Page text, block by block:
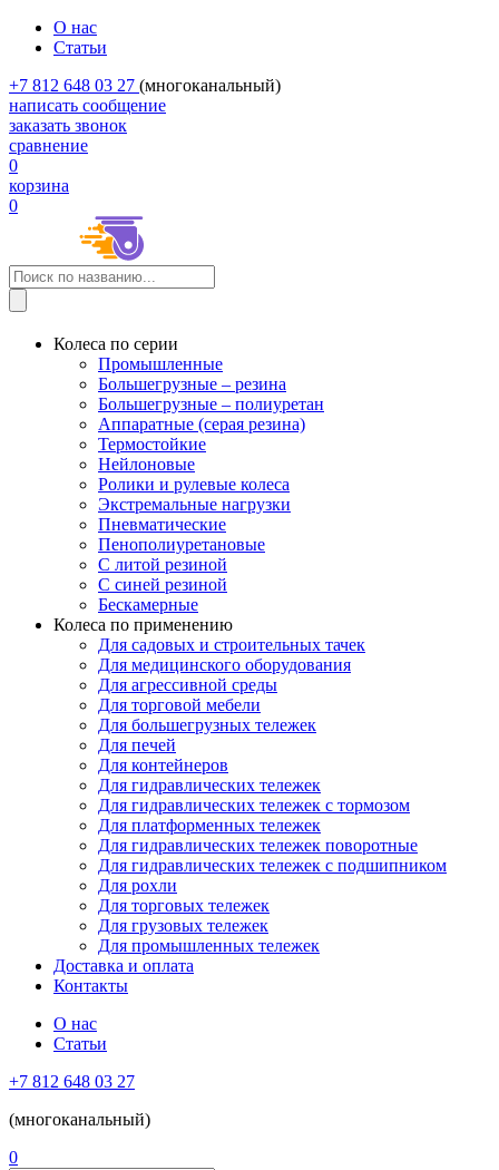
О нас
Статьи
+7 812 648 03 27 (многоканальный)
написать сообщение
заказать звонок
сравнение
0
корзина
0
Колеса по серии
Промышленные
Большегрузные – резина
Большегрузные – полиуретан
Аппаратные (серая резина)
Термостойкие
Нейлоновые
Ролики и рулевые колеса
Экстремальные нагрузки
Пневматические
Пенополиуретановые
С литой резиной
С синей резиной
Бескамерные
Колеса по применению
Для садовых и строительных тачек
Для медицинского оборудования
Для агрессивной среды
Для торговой мебели
Для большегрузных тележек
Для печей
Для контейнеров
Для гидравлических тележек
Для гидравлических тележек с тормозом
Для платформенных тележек
Для гидравлических тележек поворотные
Для гидравлических тележек с подшипником
Для рохли
Для торговых тележек
Для грузовых тележек
Для промышленных тележек
Доставка и оплата
Контакты
О нас
Статьи
+7 812 648 03 27
(многоканальный)
0